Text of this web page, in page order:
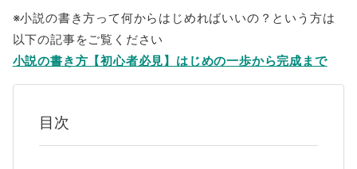
※小説の書き方って何からはじめればいいの？という方は
以下の記事をご覧ください
小説の書き方【初心者必見】はじめの一歩から完成まで
目次